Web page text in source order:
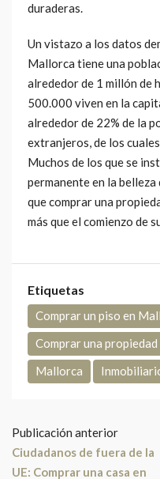
duraderas.
Un vistazo a los datos
Mallorca tiene una
alrededor de 1 millón de
500.000 viven en la
alrededor de 22% de la
extranjeros, de los
Muchos de los que se
permanente en la belleza
que comprar una
más que el comienzo de
Etiquetas
Comprar un piso en
Comprar una propiedad
Mallorca
Publicación anterior
Ciudadanos de fuera de la
UE: Comprar una casa en